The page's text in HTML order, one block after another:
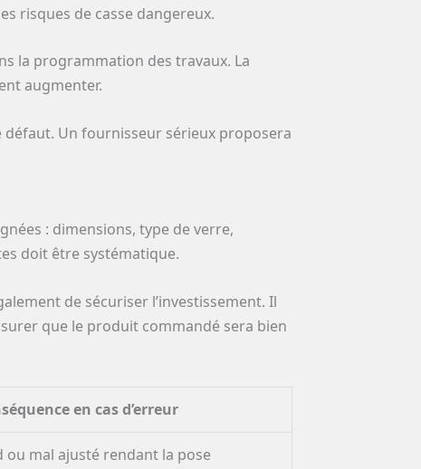
risques de casse dangereux.
la programmation des travaux. La
augmenter.
Un fournisseur sérieux proposera
: dimensions, type de verre,
doit être systématique.
de sécuriser l’investissement. Il
que le produit commandé sera bien
en cas d’erreur
mal ajusté rendant la pose